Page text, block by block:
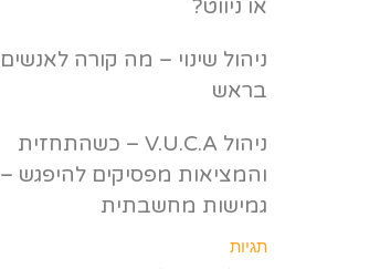
או ניווט?
ניהול שינוי – מה קורה לאנשים
בראש
ניהול V.U.C.A – כשהתחזית
והמציאות מפסיקים להיפגש –
גמישות מחשבתית
תגיות